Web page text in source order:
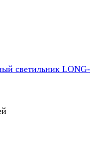
светильник LONG-